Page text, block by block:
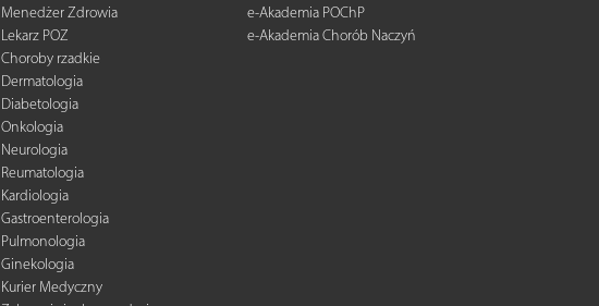
Menedżer Zdrowia
Lekarz POZ
Choroby rzadkie
Dermatologia
Diabetologia
Onkologia
Neurologia
Reumatologia
Kardiologia
Gastroenterologia
Pulmonologia
Ginekologia
Kurier Medyczny
e-Akademia POChP
e-Akademia Chorób Naczyń